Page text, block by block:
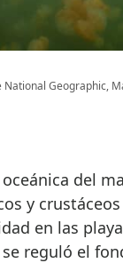
Geographic,
del
y
en las
reguló el